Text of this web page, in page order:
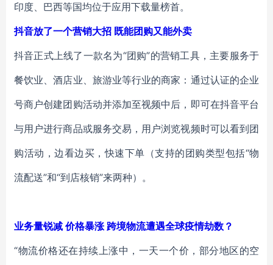
印度、巴西等国均位于应用下载量榜首。
抖音放了一个营销大招 既能团购又能外卖
抖音正式上线了一款名为“团购”的营销工具，主要服务于
餐饮业、酒店业、旅游业等行业的商家：通过认证的企业
号商户创建团购活动并添加至视频中后，即可在抖音平台
与用户进行商品或服务交易，用户浏览视频时可以看到团
购活动，边看边买，快速下单（支持的团购类型包括“物
流配送”和“到店核销”来两种）。
业务量锐减 价格暴涨 跨境物流遭遇全球疫情劫数？
“物流价格还在持续上涨中，一天一个价，部分地区的空